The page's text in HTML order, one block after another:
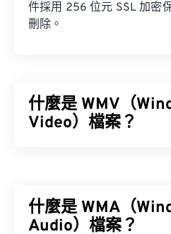
件採用 256 位元 SSL 加密
刪除。
什麼是 WMV（
Video）檔案？
通常封裝在一種名為進階系
格式中。
什麼是 WMA（
Audio）檔案？